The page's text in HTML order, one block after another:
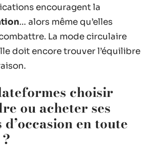
encouragent la
… alors même qu’elles
La mode circulaire
doit encore trouver l’équilibre
choisir
ou acheter ses
en toute